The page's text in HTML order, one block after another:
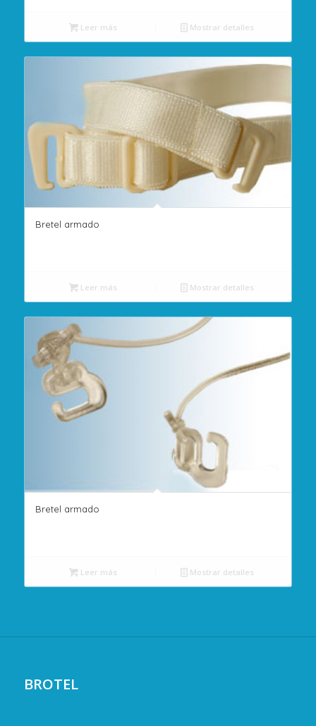
Leer más Mostrar detalles
Bretel armado
Leer más Mostrar detalles
Bretel armado
Leer más Mostrar detalles
BROTEL